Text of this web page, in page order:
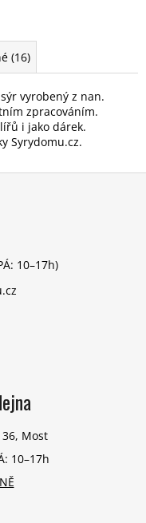
(16)
vyrobený z nan.
zpracováním.
i jako dárek.
Syrydomu.cz.
10–17h)
Most
10–17h